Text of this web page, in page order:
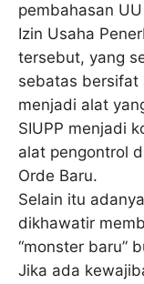
pembahasan
Izin Usaha
tersebut, yang
sebatas bersifat
menjadi alat
SIUPP menjadi
alat pengontrol
Orde Baru.
Selain itu
dikhawatir
“monster baru”
Jika ada